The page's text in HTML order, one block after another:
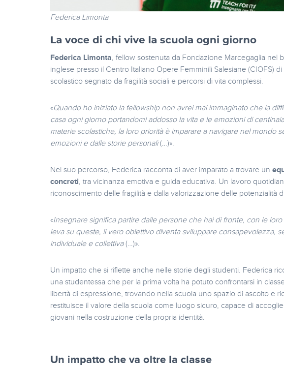
Federica Limonta
La voce di chi vive la scuola ogni giorno
Federica Limonta, fellow sostenuta da Fondazione Marcegaglia nel
inglese presso il Centro Italiano Opere Femminili Salesiane (CIOFS)
scolastico segnato da fragilità sociali e percorsi di vita complessi.
«Quando ho iniziato la fellowship non avrei mai immaginato che la
casa ogni giorno portandomi addosso la vita e le emozioni di
materie scolastiche, la loro priorità è imparare a navigare nel mondo
emozioni e dalle storie personali(…)».
Nel suo percorso, Federica racconta di aver imparato a trovare un
concreti, tra vicinanza emotiva e guida educativa. Un lavoro
riconoscimento delle fragilità e dalla valorizzazione delle potenzialità
«Insegnare significa partire dalle persone che hai di fronte, con le
leva su queste, il vero obiettivo diventa sviluppare consapevolezza,
individuale e collettiva(…)».
Un impatto che si riflette anche nelle storie degli studenti. Federica
una studentessa che per la prima volta ha potuto confrontarsi in
libertà di espressione, trovando nella scuola uno spazio di ascolto e
restituisce il valore della scuola come luogo sicuro, capace di
giovani nella costruzione della propria identità.
Un impatto che va oltre la classe